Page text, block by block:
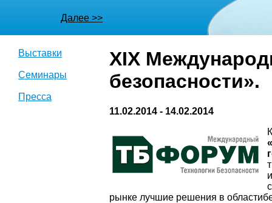
Выставки
Семинары
Пресса
XIX
безопасности».
11.02.2014 - 14.02.2014
рынке лучшие решения в